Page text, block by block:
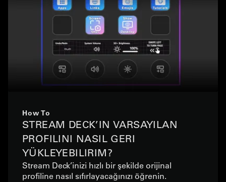
How To
STREAM DECK’IN VARSAYILAN
PROFILINI NASIL GERI
YÜKLEYEBILIRIM?
Stream Deck’inizi hızlı bir şekilde orijinal
profiline nasıl sıfırlayacağınızı öğrenin.